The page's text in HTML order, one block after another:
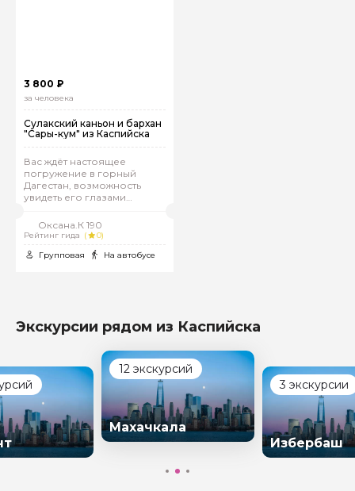
3 800 ₽
за человека
Сулакский каньон и бархан
"Сары-кум" из Каспийска
Вас ждёт настоящее
погружение в горный
Дагестан, возможность
увидеть его глазами
прочувствовать его душу.
Оксана.К 190
Рейтинг гида (
0)
Групповая
На автобусе
Экскурсии рядом из Каспийска
12 экскурсий
Махачкала
3 экскурсии
Избербаш